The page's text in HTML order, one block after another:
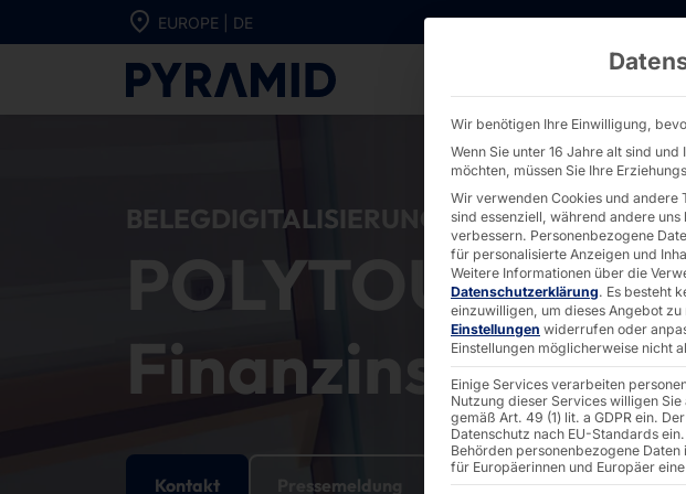
Direkt zum Inhalt wechseln
EUROPE | DE
POLYTOUCH® für Banken -
BELEGDIGITALISIERUNG IN BANKEN
POLYTOUCH®
Finanzinstitute
Kontakt Pressemeldung
Wir benötigen Ihre Einwilligung,
Wenn Sie unter 16 Jahre alt sind
möchten, müssen Sie Ihre
Wir verwenden Cookies und andere
sind essenziell, während andere
verbessern. Personenbezogene
für personalisierte Anzeigen und
Weitere Informationen über die
Datenschutzerklärung. Es besteht
einzuwilligen, um dieses Angebot zu
Einstellungen widerrufen oder
Einstellungen möglicherweise nicht
Einige Services verarbeiten
Nutzung dieser Services willigen
gemäß Art. 49 (1) lit. a GDPR ein.
Datenschutz nach EU-Standards
Behörden personenbezogene
für Europäerinnen und Europäer